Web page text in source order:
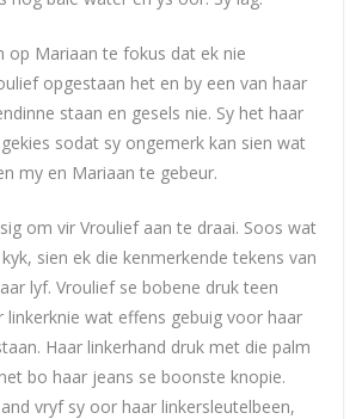
op Mariaan te fokus dat ek nie
opgestaan het en by een van haar
staan en gesels nie. Sy het haar
sodat sy ongemerk kan sien wat
my en Mariaan te gebeur.
om vir Vroulief aan te draai. Soos wat
sien ek die kenmerkende tekens van
lyf. Vroulief se bobene druk teen
linkerknie wat effens gebuig voor haar
Haar linkerhand druk met die palm
bo haar jeans se boonste knopie.
vryf sy oor haar linkersleutelbeen,